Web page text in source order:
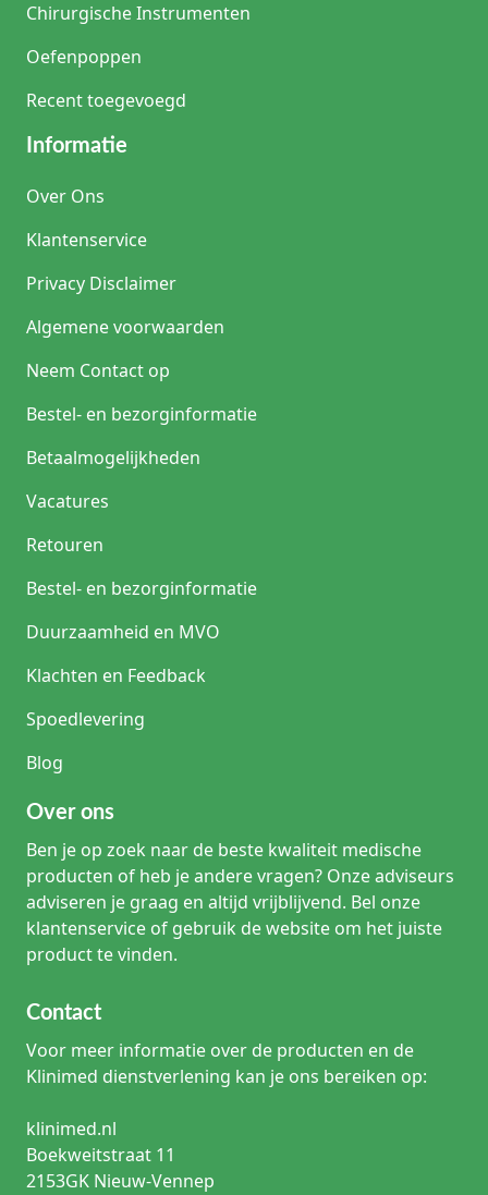
Chirurgische Instrumenten
Oefenpoppen
Recent toegevoegd
Informatie
Over Ons
Klantenservice
Privacy Disclaimer
Algemene voorwaarden
Neem Contact op
Bestel- en bezorginformatie
Betaalmogelijkheden
Vacatures
Retouren
Bestel- en bezorginformatie
Duurzaamheid en MVO
Klachten en Feedback
Spoedlevering
Blog
Over ons
Ben je op zoek naar de beste kwaliteit medische
producten of heb je andere vragen? Onze adviseurs
adviseren je graag en altijd vrijblijvend. Bel onze
klantenservice of gebruik de website om het juiste
product te vinden.
Contact
Voor meer informatie over de producten en de
Klinimed dienstverlening kan je ons bereiken op:
klinimed.nl
Boekweitstraat 11
2153GK Nieuw-Vennep